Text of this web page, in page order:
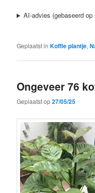
AI-advies (gebaseerd
Geplaatst in Koffie plantje,
Ongeveer 76
Geplaatst op27/05/25